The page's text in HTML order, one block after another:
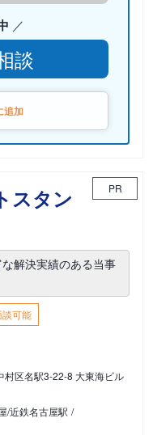
談
追加
スタン
PR
解決実績のある当事
談可能
村区名駅3-22-8 大東海ビル
/近鉄名古屋駅